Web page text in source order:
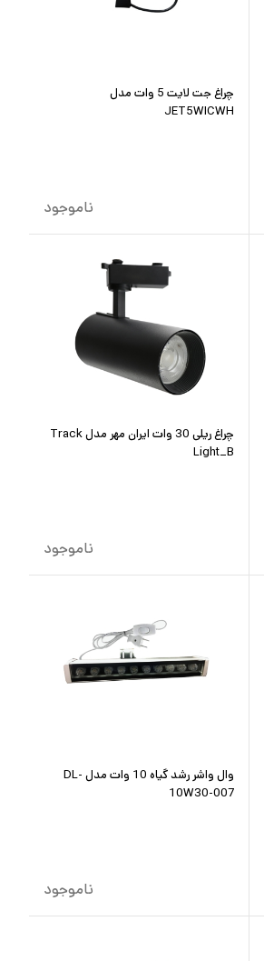
چراغ جت لایت 5 وات مدل
JET5WICWH
ناموجود
چراغ ریلی 30 وات ایران مهر مدل Track
Light_B
ناموجود
وال واشر رشد گیاه 10 وات مدل DL-
10W30-007
ناموجود